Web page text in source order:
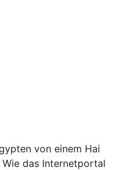
von einem Hai
das Internetportal